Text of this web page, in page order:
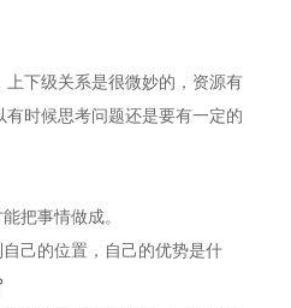
下级关系是很微妙的，资源有
时候思考问题还是要有一定的
把事情做成。
己的位置，自己的优势是什